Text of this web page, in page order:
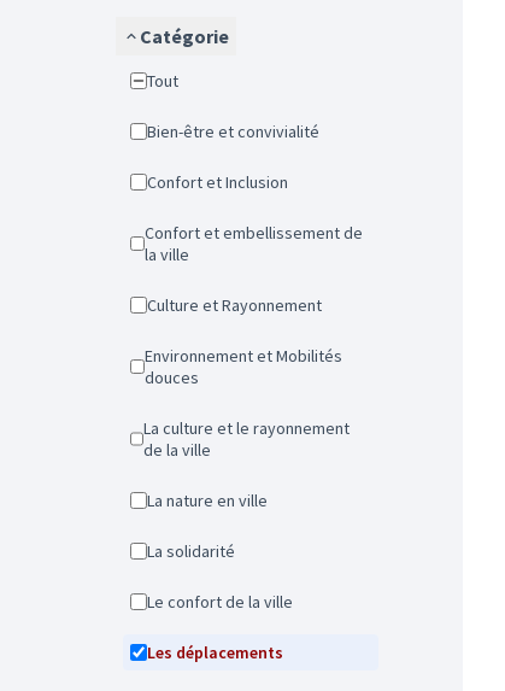
Catégorie
Tout
Bien-être et convivialité
Confort et Inclusion
Confort et embellissement de
la ville
Culture et Rayonnement
Environnement et Mobilités
douces
La culture et le rayonnement
de la ville
La nature en ville
La solidarité
Le confort de la ville
Les déplacements